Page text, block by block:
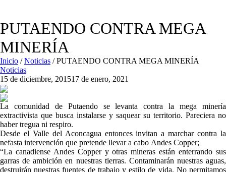
PUTAENDO CONTRA MEGA
MINERÍA
Inicio /Noticias /PUTAENDO CONTRA MEGA MINERÍA
Noticias
15 de diciembre, 201517 de enero, 2021
La comunidad de Putaendo se levanta contra la mega minería
extractivista que busca instalarse y saquear su territorio. Pareciera no
haber tregua ni respiro.
Desde el Valle del Aconcagua entonces invitan a marchar contra la
nefasta intervención que pretende llevar a cabo Andes Copper;
“La canadiense Andes Copper y otras mineras están enterrando sus
garras de ambición en nuestras tierras. Contaminarán nuestras aguas,
destruirán nuestras fuentes de trabajo y estilo de vida. No permitamos